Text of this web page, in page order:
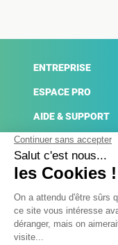
ENTREPRISE
ESPACE PRO
AIDE & SUPPORT
ACTUALITÉS